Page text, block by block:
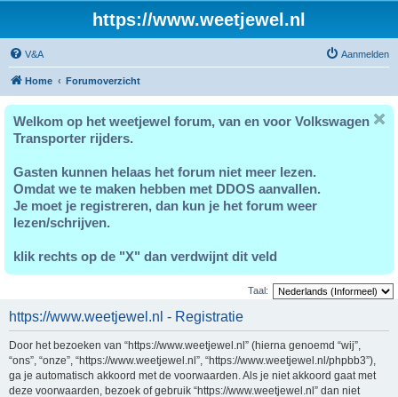
https://www.weetjewel.nl
V&A Aanmelden
Home Forumoverzicht
Welkom op het weetjewel forum, van en voor Volkswagen
Transporter rijders.
Gasten kunnen helaas het forum niet meer lezen.
Omdat we te maken hebben met DDOS aanvallen.
Je moet je registreren, dan kun je het forum weer
lezen/schrijven.
klik rechts op de "X" dan verdwijnt dit veld
Taal:
https://www.weetjewel.nl - Registratie
Door het bezoeken van “https://www.weetjewel.nl” (hierna genoemd “wij”,
“ons”, “onze”, “https://www.weetjewel.nl”, “https://www.weetjewel.nl/phpbb3”),
ga je automatisch akkoord met de voorwaarden. Als je niet akkoord gaat met
deze voorwaarden, bezoek of gebruik “https://www.weetjewel.nl” dan niet